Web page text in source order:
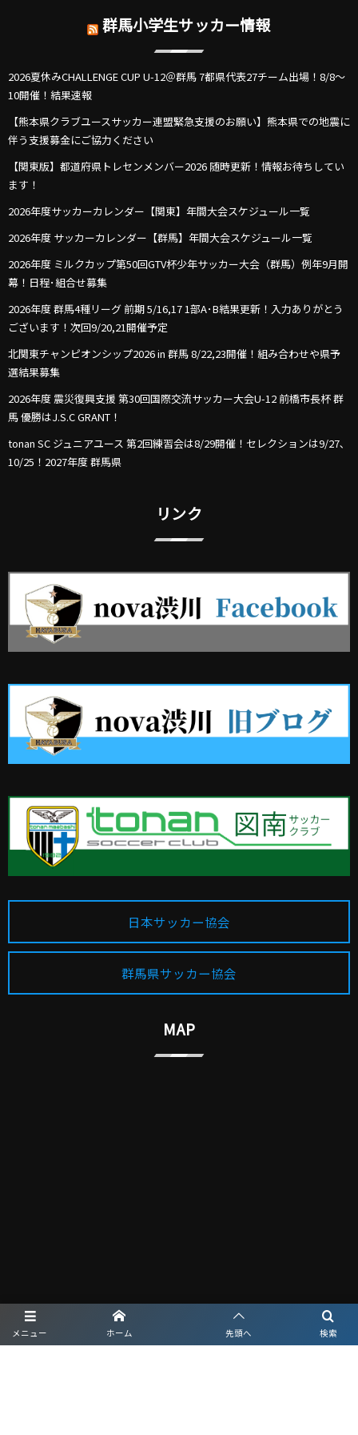
メニュー 検索
ホーム 先頭へ
群馬小学生サッカー情報
2026夏休みCHALLENGE CUP U-12＠群馬 7都県代表27チーム出場！8/8～
10開催！結果速報
【熊本県クラブユースサッカー連盟緊急支援のお願い】熊本県での地震に
伴う支援募金にご協力ください
【関東版】都道府県トレセンメンバー2026 随時更新！情報お待ちしてい
ます！
2026年度サッカーカレンダー【関東】年間大会スケジュール一覧
2026年度 サッカーカレンダー【群馬】年間大会スケジュール一覧
2026年度 ミルクカップ第50回GTV杯少年サッカー大会（群馬）例年9月開
幕！日程･組合せ募集
2026年度 群馬4種リーグ 前期 5/16,17 1部A･B結果更新！入力ありがとう
ございます！次回9/20,21開催予定
北関東チャンピオンシップ2026 in 群馬 8/22,23開催！組み合わせや県予
選結果募集
2026年度 震災復興支援 第30回国際交流サッカー大会U-12 前橋市長杯 群
馬 優勝はJ.S.C GRANT！
tonan SC ジュニアユース 第2回練習会は8/29開催！セレクションは9/27､
10/25！2027年度 群馬県
リンク
日本サッカー協会
群馬県サッカー協会
MAP